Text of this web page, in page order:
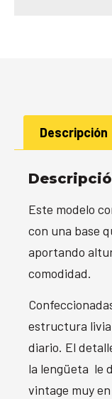
Descripción
Este modelo
con una base
aportando
comodidad.
estructura
diario. El
la lengüeta le
vintage muy